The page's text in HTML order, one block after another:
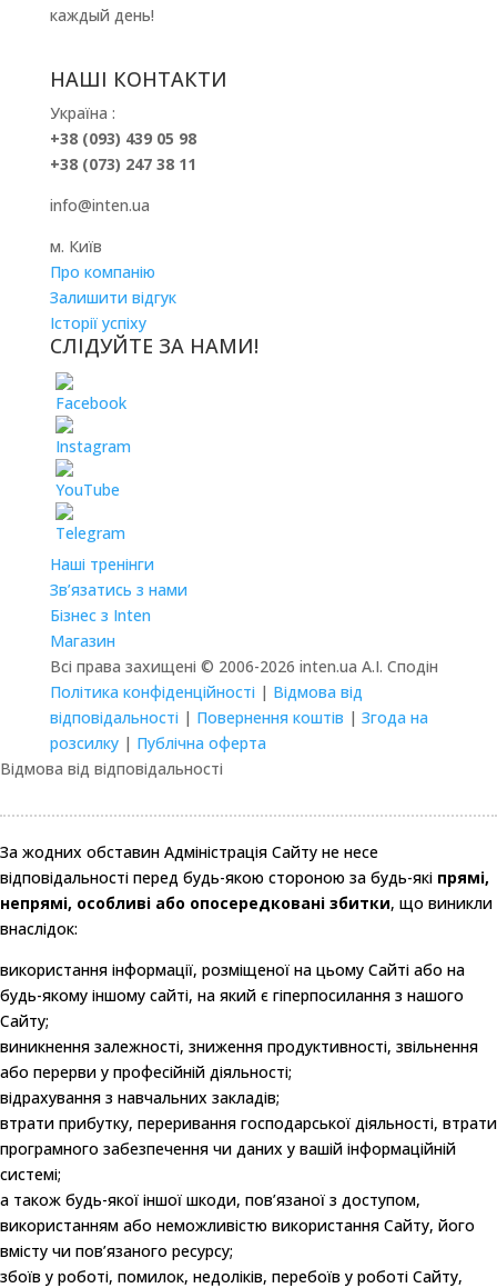
каждый день!
НАШІ КОНТАКТИ
Україна :
+38 (093) 439 05 98
+38 (073) 247 38 11
info@inten.ua
м. Київ
Про компанію
Залишити відгук
Історії успіху
СЛІДУЙТЕ ЗА НАМИ!
Наші тренінги
Зв’язатись з нами
Бізнес з Inten
Магазин
Всі права захищені © 2006-2026 inten.ua А.І. Сподін
Політика конфіденційності | Відмова від
відповідальності | Повернення коштів | Згода на
розсилку| Публічна оферта
Відмова від відповідальності
За жодних обставин Адміністрація Сайту не несе
відповідальності перед будь-якою стороною за будь-які прямі,
непрямі, особливі або опосередковані збитки, що виникли
внаслідок:
використання інформації, розміщеної на цьому Сайті або на
будь-якому іншому сайті, на який є гіперпосилання з нашого
Сайту;
виникнення залежності, зниження продуктивності, звільнення
або перерви у професійній діяльності;
відрахування з навчальних закладів;
втрати прибутку, переривання господарської діяльності, втрати
програмного забезпечення чи даних у вашій інформаційній
системі;
а також будь-якої іншої шкоди, пов’язаної з доступом,
використанням або неможливістю використання Сайту, його
вмісту чи пов’язаного ресурсу;
збоїв у роботі, помилок, недоліків, перебоїв у роботі Сайту,